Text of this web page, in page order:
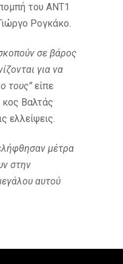
του ΑΝΤ1
Ρογκάκο.
σε βάρος
για να
τους” είπε
κος Βαλτάς
ελλείψεις.
μέτρα
στην
αυτού